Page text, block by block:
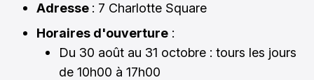
Adresse : 7 Charlotte Square
Horaires d'ouverture :
Du 30 août au 31 octobre : tours les jours
de 10h00 à 17h00